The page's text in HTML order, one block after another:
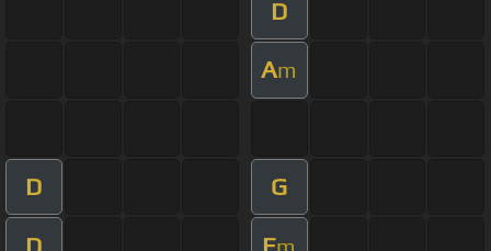
D
Am
D G
D Em